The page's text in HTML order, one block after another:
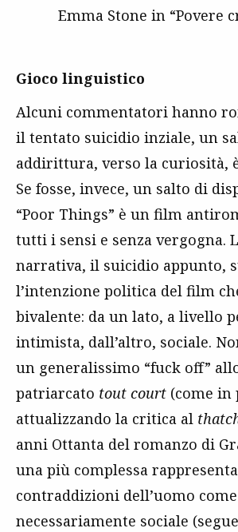
Emma Stone in “Povere
Gioco linguistico
Alcuni commentatori hanno
il tentato suicidio inziale, un
addirittura, verso la curiosità,
Se fosse, invece, un salto di
“Poor Things” è un film
tutti i sensi e senza vergogna.
narrativa, il suicidio appunto,
l’intenzione politica del film
bivalente: da un lato, a livello
intimista, dall’altro, sociale.
un generalissimo “fuck off”
patriarcato tout court (come in
attualizzando la critica al
anni Ottanta del romanzo di
una più complessa
contraddizioni dell’uomo
necessariamente sociale